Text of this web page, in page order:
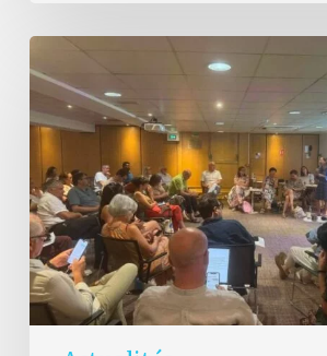
Retour
sur
les
Journées
d’Avignon
2026
accueillir
les
nouveaux
élu.es,
partager
les
expériences